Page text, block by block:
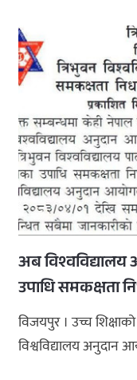
अब विश्वविद्यालय
उपाधि समकक्षता
विजयपुर । उच्च
विश्वविद्यालय अनुदान